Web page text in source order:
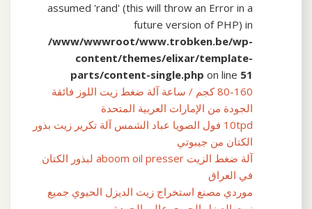
assumed 'rand' (this will throw an Error in a
future version of PHP) in
/www/wwwroot/www.trobken.be/wp-
content/themes/elixar/template-
parts/content-single.php on line 51
80-160 كجم / ساعة آلة ضغط زيت اللوز فائقة
الجودة من الإمارات العربية المتحدة
10tpd فول الصويا عباد الشمس آلة تكرير زيت بذور
الكتان من جيبوتي
آلة ضغط الزيت aboom oil presser لبذور الكتان
في العراق
موردي مصنع استخراج زيت الديزل الحيوي جميع